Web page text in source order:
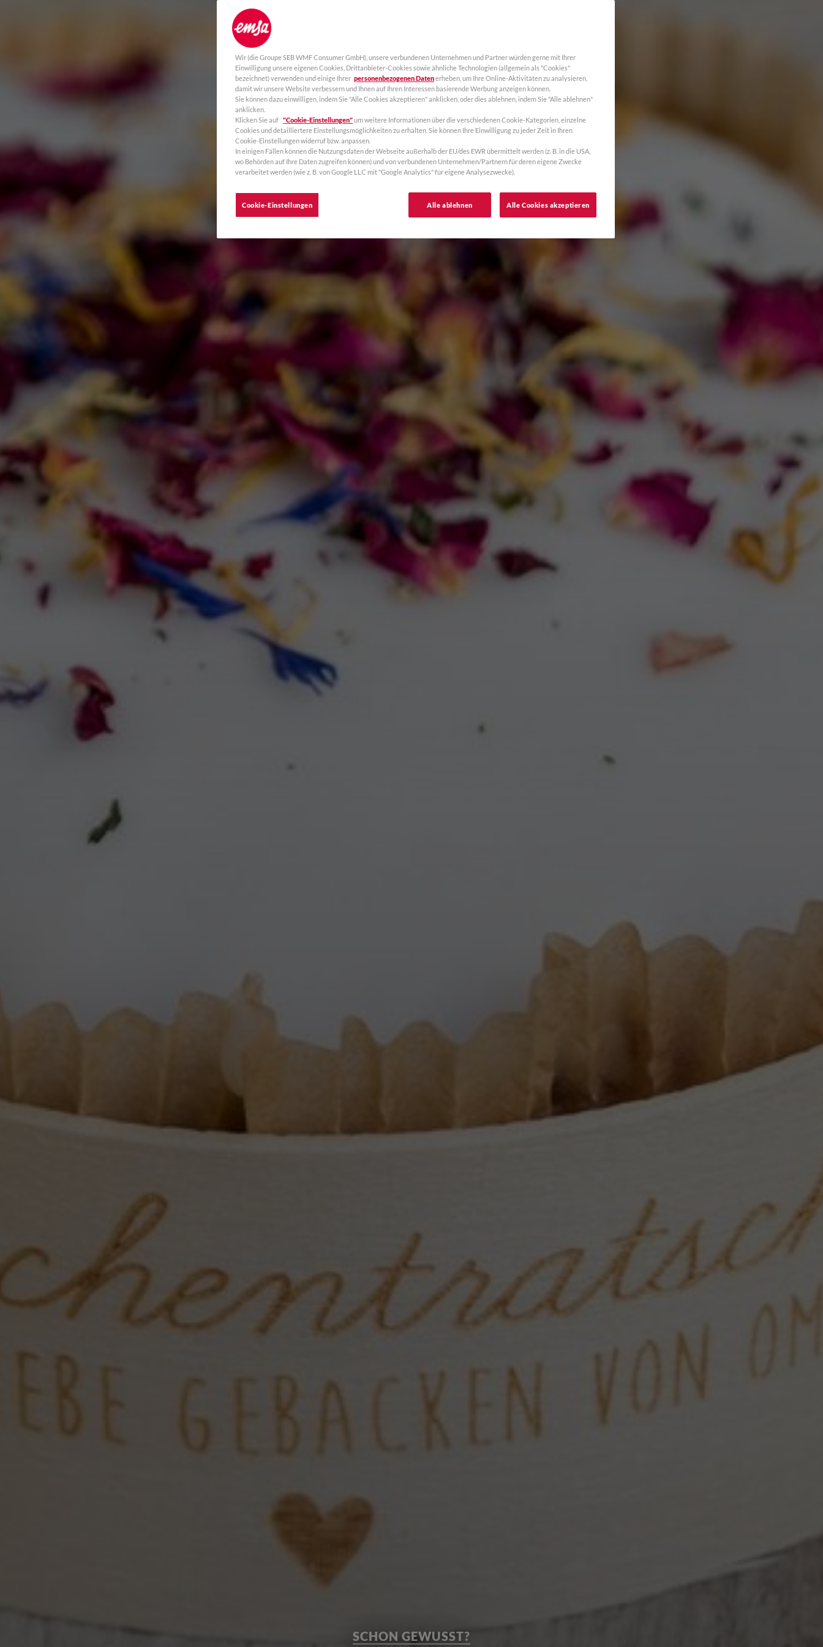
SCHON GEWUSST?
Wir (die Groupe SEB WMF Consumer GmbH), unsere verbundenen Unternehmen und Partner würden gerne mit Ihrer
Einwilligung unsere eigenen Cookies, Drittanbieter-Cookies sowie ähnliche Technologien (allgemein als "Cookies"
bezeichnet) verwenden und einige Ihrer personenbezogenen Datenerheben, um Ihre Online-Aktivitäten zu analysieren,
damit wir unsere Website verbessern und Ihnen auf Ihren Interessen basierende Werbung anzeigen können.
Sie können dazu einwilligen, indem Sie "Alle Cookies akzeptieren" anklicken, oder dies ablehnen, indem Sie "Alle ablehnen"
anklicken.
Klicken Sie auf "Cookie-Einstellungen"um weitere Informationen über die verschiedenen Cookie-Kategorien, einzelne
Cookies und detailliertere Einstellungsmöglichkeiten zu erhalten. Sie können Ihre Einwilligung zu jeder Zeit in Ihren
Cookie-Einstellungen widerruf bzw. anpassen.
In einigen Fällen können die Nutzungsdaten der Webseite außerhalb der EU/des EWR übermittelt werden (z. B. in die USA,
wo Behörden auf Ihre Daten zugreifen können) und von verbundenen Unternehmen/Partnern für deren eigene Zwecke
verarbeitet werden (wie z. B. von Google LLC mit "Google Analytics" für eigene Analysezwecke).
Alle ablehnen Alle Cookies akzeptieren
Cookie-Einstellungen